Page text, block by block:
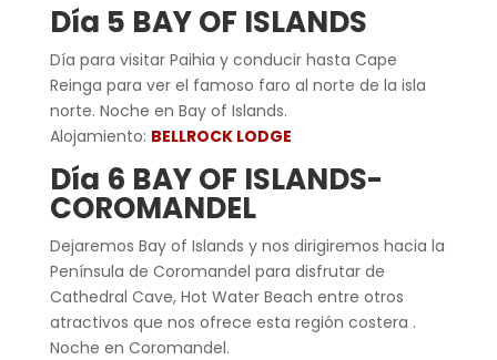
Día 5 BAY OF ISLANDS
Día para visitar Paihia y conducir hasta Cape
Reinga para ver el famoso faro al norte de la isla
norte. Noche en Bay of Islands.
Alojamiento: BELLROCK LODGE
Día 6 BAY OF ISLANDS-
COROMANDEL
Dejaremos Bay of Islands y nos dirigiremos hacia la
Península de Coromandel para disfrutar de
Cathedral Cave, Hot Water Beach entre otros
atractivos que nos ofrece esta región costera .
Noche en Coromandel.